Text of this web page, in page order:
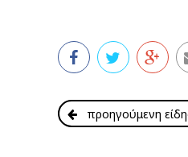
προηγούμενη